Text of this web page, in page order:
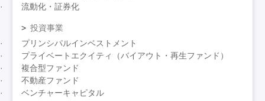
流動化・証券化
投資事業
プリンシパルインベストメント
プライベートエクイティ（バイアウト・再生ファンド）
複合型ファンド
不動産ファンド
ベンチャーキャピタル